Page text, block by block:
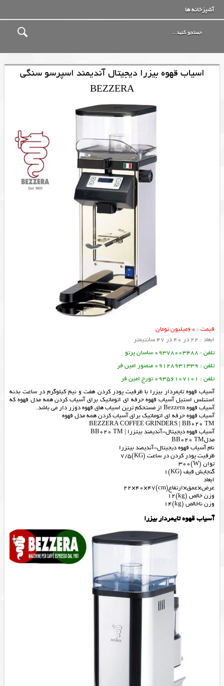
آشپزخانه ها
اسیاب قهوه بیزرا دیجیتال آندیمند اسپرسو سنگی
BEZZERA
قیمت : 60میلیون تومان
ابعاد : 22 در 40 در 47 سانتیمتر
تلفن : 09378003488 ساسان پرتو
تلفن : 09128931339 منصور امین فر
تلفن : 09356107101 تورج امین فر
آسیاب قهوه تایمردار بیزرا با ظرفیت پودر کردن هفت و نیم کیلوگرم در ساعت بدنه
استنلس استیل آسیاب قهوه حرفه ای اتوماتیک برای آسیاب کردن همه مدل قهوه که
آسیاب قهوه Bezzera از مستحکم ترین اسیاب های قهوه دوزر دار می باشد.
آسیاب قهوه حرفه ای اتوماتیک برای آسیاب کردن همه مدل قهوه
BEZZERA COFFEE GRINDERS | BB020 TM
آسیاب قهوه دیجیتال-آندیمند بیتزرا | BB020 TM
مدلBB020 TM
نام آسیاب قهوه دیجیتال-آندیمند بیتزرا
ظرفیت پودر کردن در ساعت (KG)7/5
توان (W)300
گنجایش قیف (KG)1
ابعاد
عرض×عمق×ارتفاع(cm)22×40×47
وزن خالص (kg)12
وزن ناخالص (kg)14
آسیاب قهوه تایمردار بیزرا